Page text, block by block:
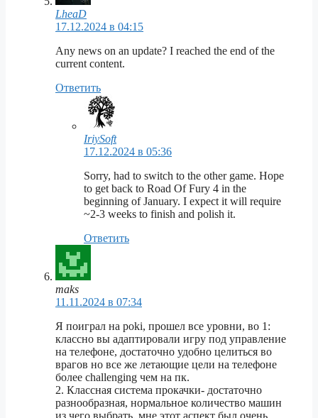
LheaD
17.12.2024 в 04:15
Any news on an update? I reached the end of the
current content.
Ответить
IriySoft
17.12.2024 в 05:36
Sorry, had to switch to the other game. Hope
to get back to Road Of Fury 4 in the
beginning of January. I expect it will require
~2-3 weeks to finish and polish it.
Ответить
maks
11.11.2024 в 07:34
Я поиграл на poki, прошел все уровни, во 1:
классно вы адаптировали игру под управление
на телефоне, достаточно удобно целиться во
врагов но все же летающие цели на телефоне
более challenging чем на пк.
2. Классная система прокачки- достаточно
разнообразная, нормальное количество машин